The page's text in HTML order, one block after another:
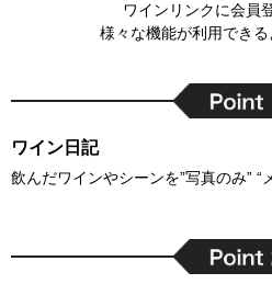
ワインリンクに会員
様々な機能が利用できる
ワイン日記
飲んだワインやシーンを”写真のみ” “